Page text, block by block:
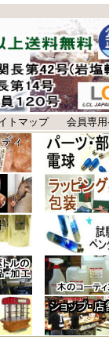
トマップ 会員専